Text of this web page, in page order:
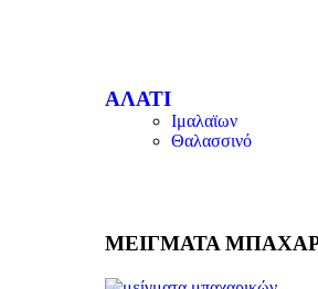
ΑΛΑΤΙ
Ιμαλαϊων
Θαλασσινό
ΜΕΙΓΜΑΤΑ